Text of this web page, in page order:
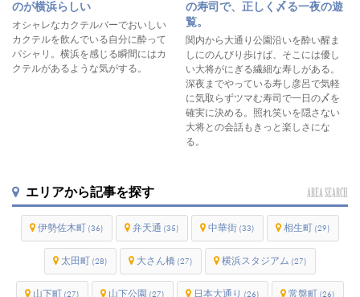
のが横浜らしい
オシャレなカクテルバーでおいしい
カクテルを飲んでいる自分に酔って
パシャリ。横浜を感じる瞬間にはカ
クテルがあるような気がする。
の寿司で、正しく〆る一夜の遊
覧。
関内から大通り公園沿いを酔い醒ま
しにのんびり歩けば、そこには優し
い大将がにぎる繊細な寿しがある。
深夜までやっている寿し彦呂で気軽
に気取らずツマむ寿司で一日の〆を
確実に決める。照れ笑いを隠さない
大将との会話もきっと楽しさにな
る。
エリアから記事を探す AREA SEARCH
伊勢佐木町 (36) 弁天通 (35) 中華街 (33) 相生町 (29)
太田町 (28) 大さん橋 (27) 横浜スタジアム (27)
山下町 (27) 山下公園 (27) 日本大通り (26) 常盤町 (26)